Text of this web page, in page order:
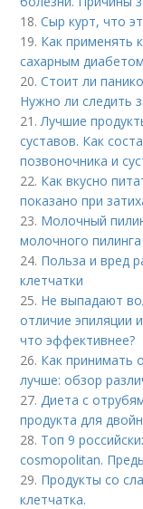
18.Сыр курт, что
19. Как применять
сахарным
20.Стоит ли
Нужно ли следить
21.Лучшие
суставов. Как
позвоночника и
22. Как вкусно
показано при
23. Молочный
молочного пилинга
24. Польза и вред
клетчатки
25. Не выпадают
отличие эпиляции
что эффективнее?
26. Как принимать
лучше: обзор
27.Диета с
продукта для
28. Топ 9
cosmopolitan.
29. Продукты со
клетчатка.